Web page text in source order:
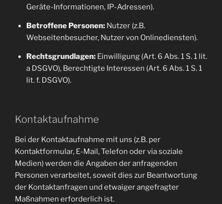
Geräte-Informationen, IP-Adressen).
Betroffene Personen:Nutzer (z.B.
Webseitenbesucher, Nutzer von Onlinediensten).
Rechtsgrundlagen:Einwilligung (Art. 6 Abs. 1 S. 1 lit.
a DSGVO), Berechtigte Interessen (Art. 6 Abs. 1 S. 1
lit. f. DSGVO).
Kontaktaufnahme
Bei der Kontaktaufnahme mit uns (z.B. per
Kontaktformular, E-Mail, Telefon oder via soziale
Medien) werden die Angaben der anfragenden
Personen verarbeitet, soweit dies zur Beantwortung
der Kontaktanfragen und etwaiger angefragter
Maßnahmen erforderlich ist.